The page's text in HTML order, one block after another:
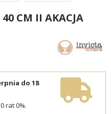
CM II AKACJA
do 18
rat 0%.